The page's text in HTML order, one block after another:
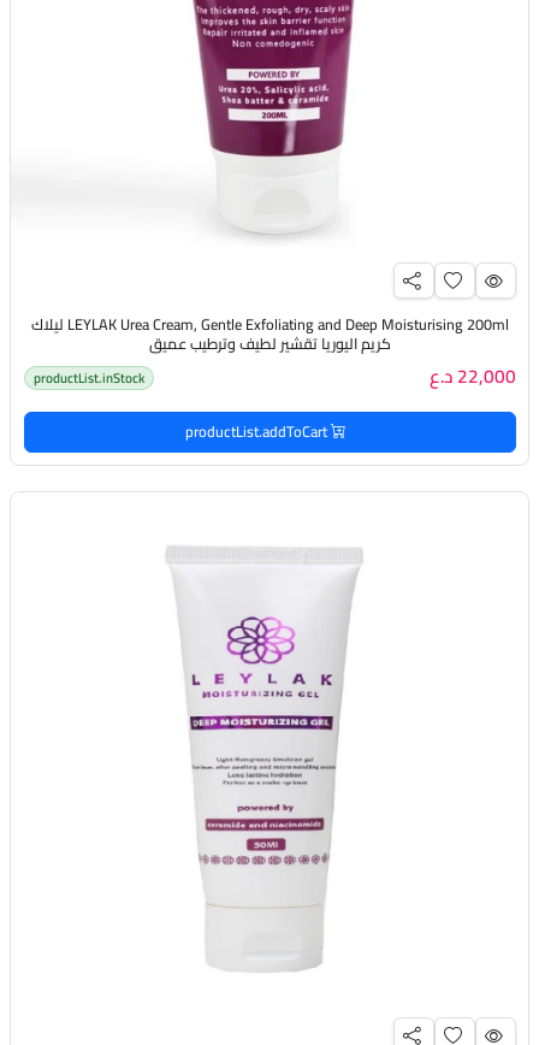
LEYLAK Urea Cream, Gentle Exfoliating and Deep Moisturising 200ml ليلاك
كريم اليوريا تقشير لطيف وترطيب عميق
22,000 د.ع productList.inStock
productList.addToCart